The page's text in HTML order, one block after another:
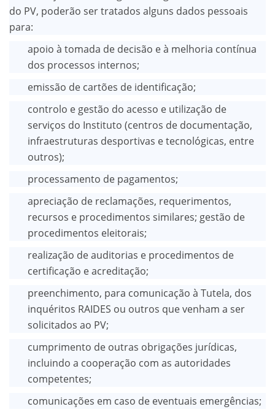
do PV, poderão ser tratados alguns dados pessoais
para:
apoio à tomada de decisão e à melhoria contínua
dos processos internos;
emissão de cartões de identificação;
controlo e gestão do acesso e utilização de
serviços do Instituto (centros de documentação,
infraestruturas desportivas e tecnológicas, entre
outros);
processamento de pagamentos;
apreciação de reclamações, requerimentos,
recursos e procedimentos similares; gestão de
procedimentos eleitorais;
realização de auditorias e procedimentos de
certificação e acreditação;
preenchimento, para comunicação à Tutela, dos
inquéritos RAIDES ou outros que venham a ser
solicitados ao PV;
cumprimento de outras obrigações jurídicas,
incluindo a cooperação com as autoridades
competentes;
comunicações em caso de eventuais emergências;